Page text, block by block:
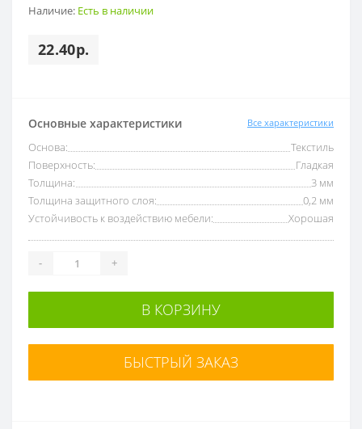
Наличие: Есть в наличии
22.40р.
Основные характеристики Все характеристики
Основа:
Текстиль
Поверхность:
Гладкая
Толщина:
3 мм
Толщина защитного слоя:
0,2 мм
Устойчивость к воздействию мебели:
Хорошая
- +
В КОРЗИНУ
БЫСТРЫЙ ЗАКАЗ